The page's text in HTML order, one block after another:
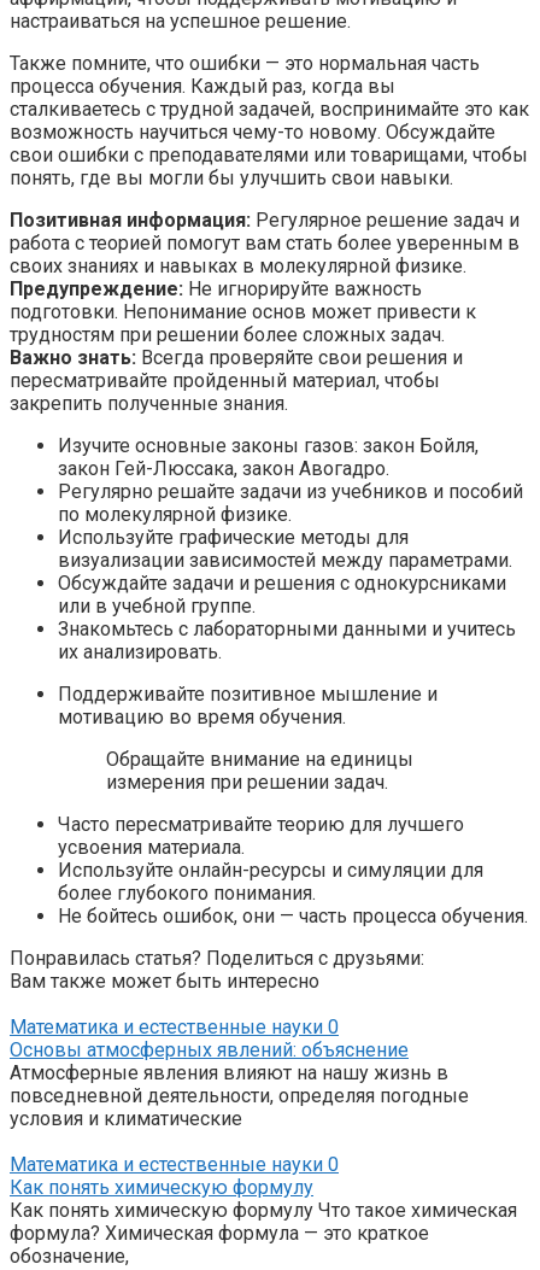
настраиваться на успешное решение.
Также помните, что ошибки — это нормальная часть
процесса обучения. Каждый раз, когда вы
сталкиваетесь с трудной задачей, воспринимайте это как
возможность научиться чему-то новому. Обсуждайте
свои ошибки с преподавателями или товарищами, чтобы
понять, где вы могли бы улучшить свои навыки.
Позитивная информация: Регулярное решение задач и
работа с теорией помогут вам стать более уверенным в
своих знаниях и навыках в молекулярной физике.
Предупреждение: Не игнорируйте важность
подготовки. Непонимание основ может привести к
трудностям при решении более сложных задач.
Важно знать: Всегда проверяйте свои решения и
пересматривайте пройденный материал, чтобы
закрепить полученные знания.
Изучите основные законы газов: закон Бойля,
закон Гей-Люссака, закон Авогадро.
Регулярно решайте задачи из учебников и пособий
по молекулярной физике.
Используйте графические методы для
визуализации зависимостей между параметрами.
Обсуждайте задачи и решения с однокурсниками
или в учебной группе.
Знакомьтесь с лабораторными данными и учитесь
их анализировать.
Поддерживайте позитивное мышление и
мотивацию во время обучения.
Обращайте внимание на единицы
измерения при решении задач.
Часто пересматривайте теорию для лучшего
усвоения материала.
Используйте онлайн-ресурсы и симуляции для
более глубокого понимания.
Не бойтесь ошибок, они — часть процесса обучения.
Понравилась статья? Поделиться с друзьями:
Вам также может быть интересно
Математика и естественные науки 0
Основы атмосферных явлений: объяснение
Атмосферные явления влияют на нашу жизнь в
повседневной деятельности, определяя погодные
условия и климатические
Математика и естественные науки 0
Как понять химическую формулу
Как понять химическую формулу Что такое химическая
формула? Химическая формула — это краткое
обозначение,